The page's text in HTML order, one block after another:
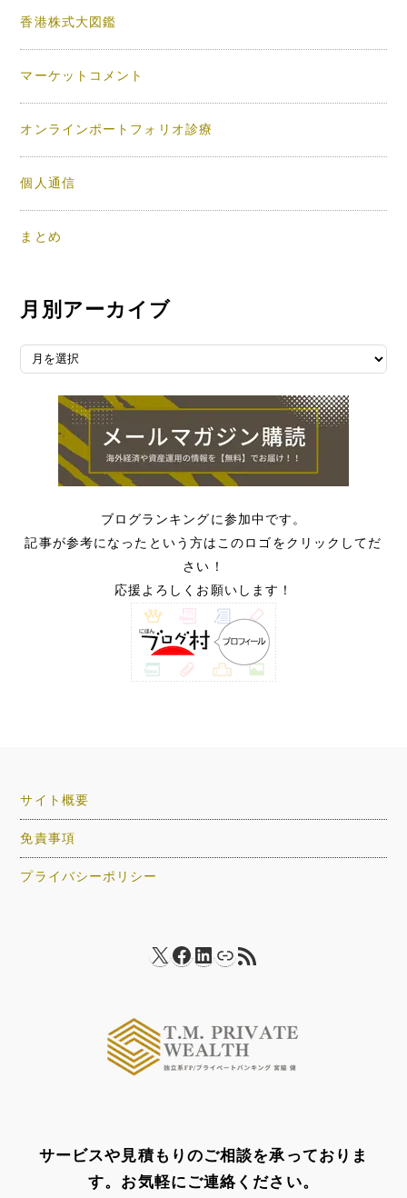
香港株式大図鑑
マーケットコメント
オンラインポートフォリオ診療
個人通信
まとめ
月別アーカイブ
月別アーカイブ
ブログランキングに参加中です。
記事が参考になったという方はこのロゴをクリックしてだ
さい！
応援よろしくお願いします！
サイト概要
免責事項
プライバシーポリシー
X Facebook
LinkedIn
リンクRSS フィード
サービスや見積もりのご相談を承っておりま
す。お気軽にご連絡ください。